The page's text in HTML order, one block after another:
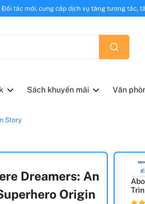
Đối tác mới, cung cấp dịch vụ tăng tương tác,
Sách khuyến mãi Văn
Story
Dreamers: An
Origin